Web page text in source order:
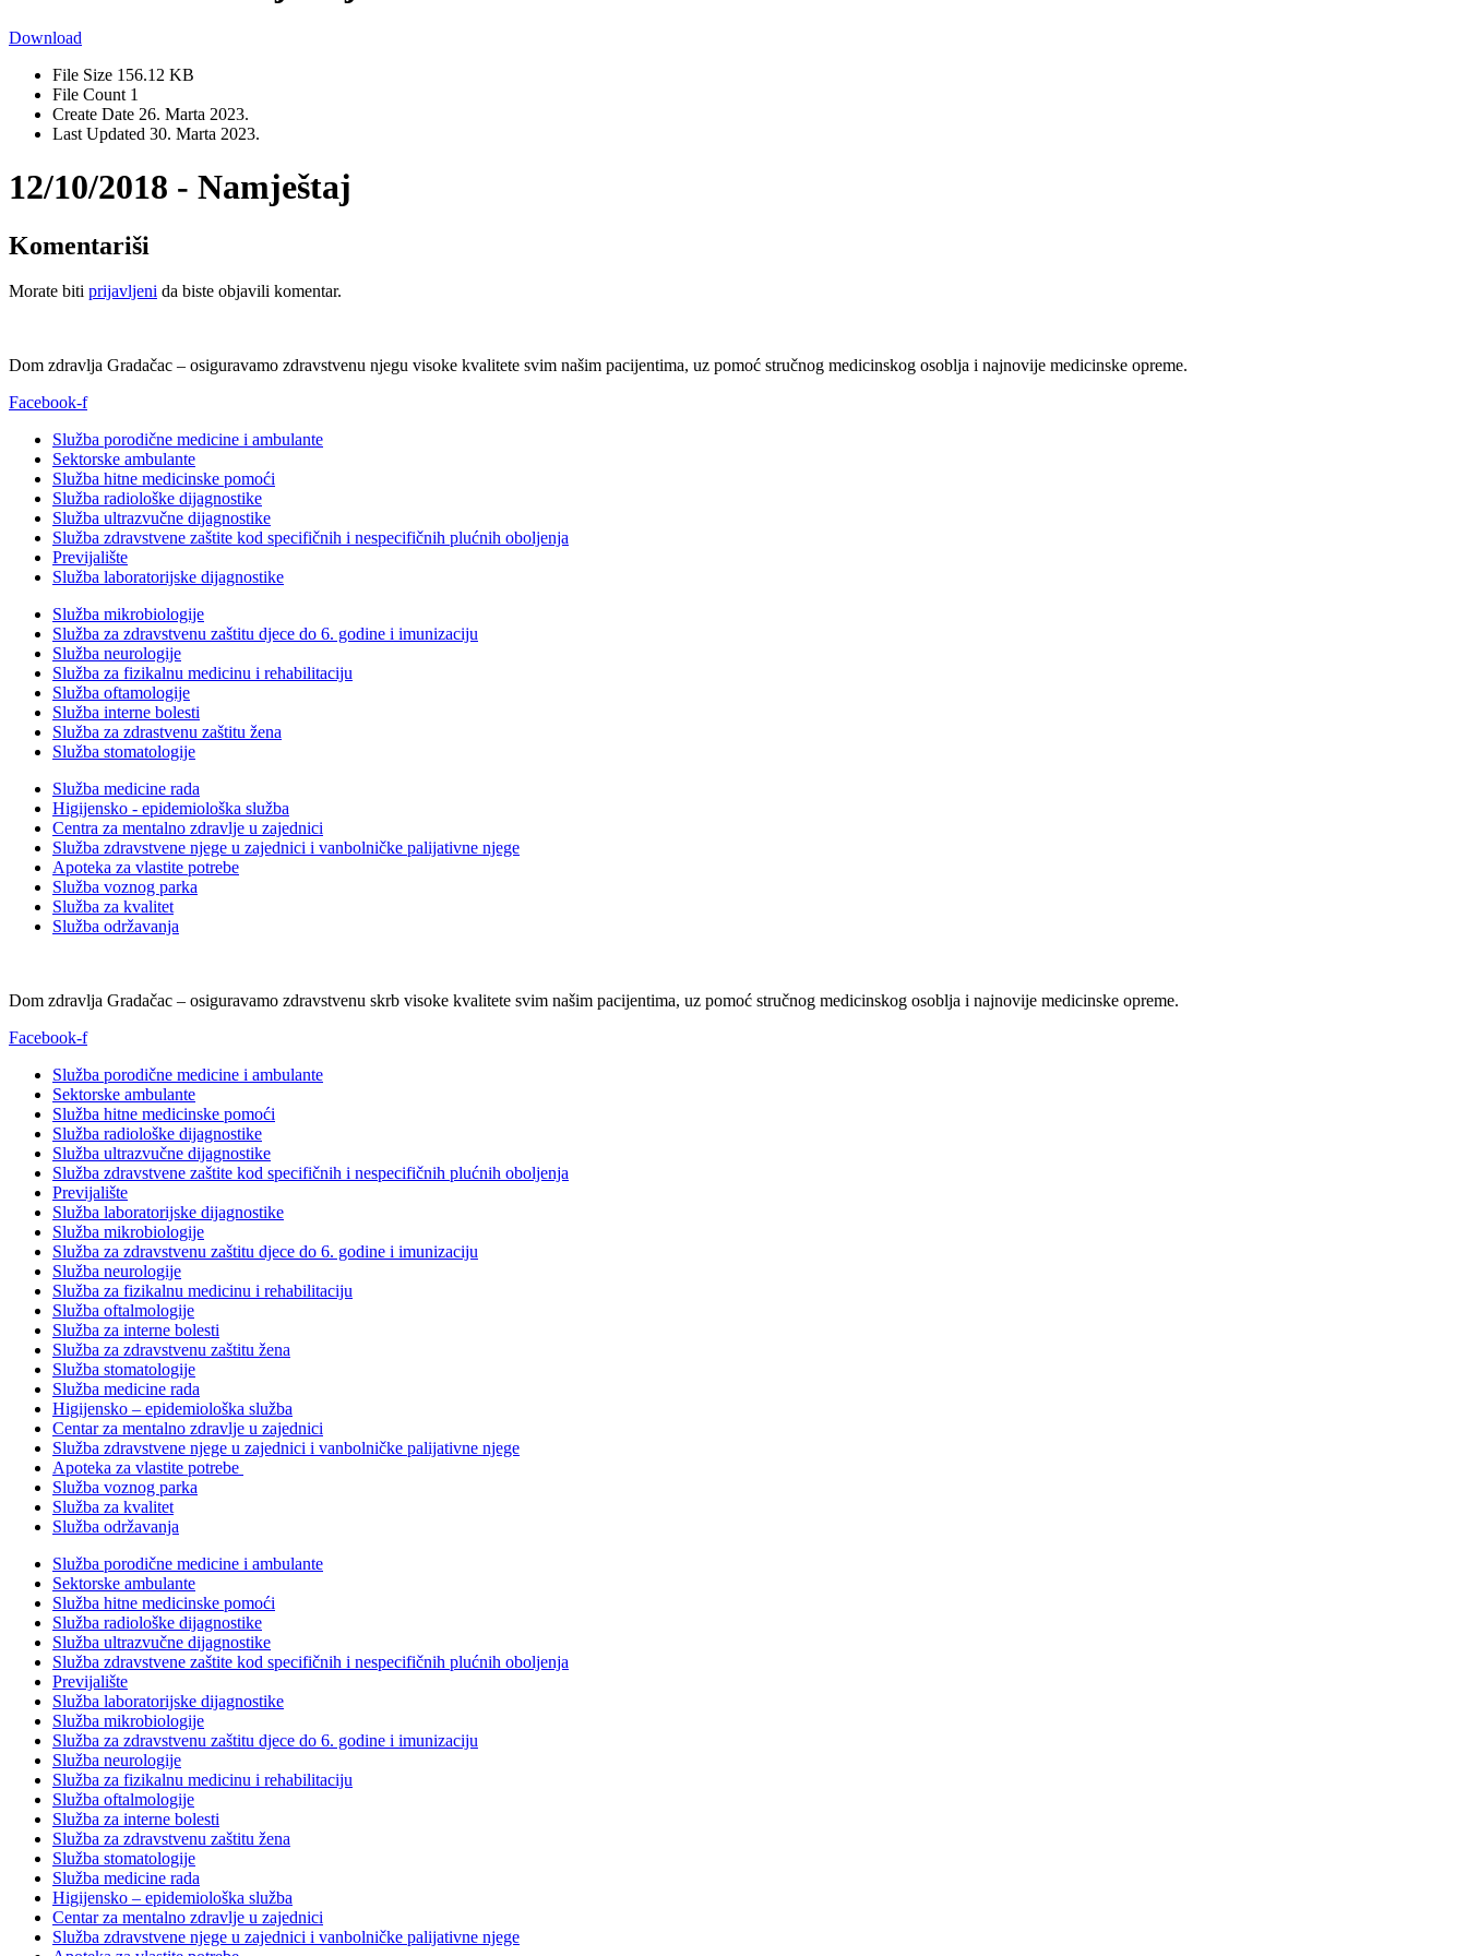
Download
File Size 156.12 KB
File Count 1
Create Date 26. Marta 2023.
Last Updated 30. Marta 2023.
12/10/2018 - Namještaj
Komentariši
Morate biti prijavljeni da biste objavili komentar.
Dom zdravlja Gradačac – osiguravamo zdravstvenu njegu visoke kvalitete svim našim pacijentima, uz pomoć stručnog medicinskog osoblja i najnovije medicinske opreme.
Facebook-f
Služba porodične medicine i ambulante
Sektorske ambulante
Služba hitne medicinske pomoći
Služba radiološke dijagnostike
Služba ultrazvučne dijagnostike
Služba zdravstvene zaštite kod specifičnih i nespecifičnih plućnih oboljenja
Previjalište
Služba laboratorijske dijagnostike
Služba mikrobiologije
Služba za zdravstvenu zaštitu djece do 6. godine i imunizaciju
Služba neurologije
Služba za fizikalnu medicinu i rehabilitaciju
Služba oftamologije
Služba interne bolesti
Služba za zdrastvenu zaštitu žena
Služba stomatologije
Služba medicine rada
Higijensko - epidemiološka služba
Centra za mentalno zdravlje u zajednici
Služba zdravstvene njege u zajednici i vanbolničke palijativne njege
Apoteka za vlastite potrebe
Služba voznog parka
Služba za kvalitet
Služba održavanja
Dom zdravlja Gradačac – osiguravamo zdravstvenu skrb visoke kvalitete svim našim pacijentima, uz pomoć stručnog medicinskog osoblja i najnovije medicinske opreme.
Facebook-f
Služba porodične medicine i ambulante
Sektorske ambulante
Služba hitne medicinske pomoći
Služba radiološke dijagnostike
Služba ultrazvučne dijagnostike
Služba zdravstvene zaštite kod specifičnih i nespecifičnih plućnih oboljenja
Previjalište
Služba laboratorijske dijagnostike
Služba mikrobiologije
Služba za zdravstvenu zaštitu djece do 6. godine i imunizaciju
Služba neurologije
Služba za fizikalnu medicinu i rehabilitaciju
Služba oftalmologije
Služba za interne bolesti
Služba za zdravstvenu zaštitu žena
Služba stomatologije
Služba medicine rada
Higijensko – epidemiološka služba
Centar za mentalno zdravlje u zajednici
Služba zdravstvene njege u zajednici i vanbolničke palijativne njege
Apoteka za vlastite potrebe
Služba voznog parka
Služba za kvalitet
Služba održavanja
Služba porodične medicine i ambulante
Sektorske ambulante
Služba hitne medicinske pomoći
Služba radiološke dijagnostike
Služba ultrazvučne dijagnostike
Služba zdravstvene zaštite kod specifičnih i nespecifičnih plućnih oboljenja
Previjalište
Služba laboratorijske dijagnostike
Služba mikrobiologije
Služba za zdravstvenu zaštitu djece do 6. godine i imunizaciju
Služba neurologije
Služba za fizikalnu medicinu i rehabilitaciju
Služba oftalmologije
Služba za interne bolesti
Služba za zdravstvenu zaštitu žena
Služba stomatologije
Služba medicine rada
Higijensko – epidemiološka služba
Centar za mentalno zdravlje u zajednici
Služba zdravstvene njege u zajednici i vanbolničke palijativne njege